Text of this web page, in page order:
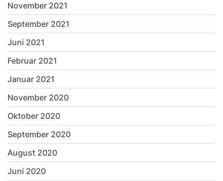
November 2021
September 2021
Juni 2021
Februar 2021
Januar 2021
November 2020
Oktober 2020
September 2020
August 2020
Juni 2020